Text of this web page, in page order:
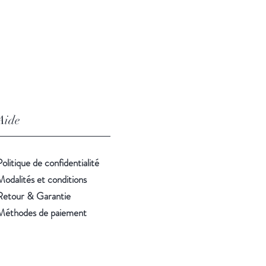
de confidentialité
et conditions
& Garantie
de paiement